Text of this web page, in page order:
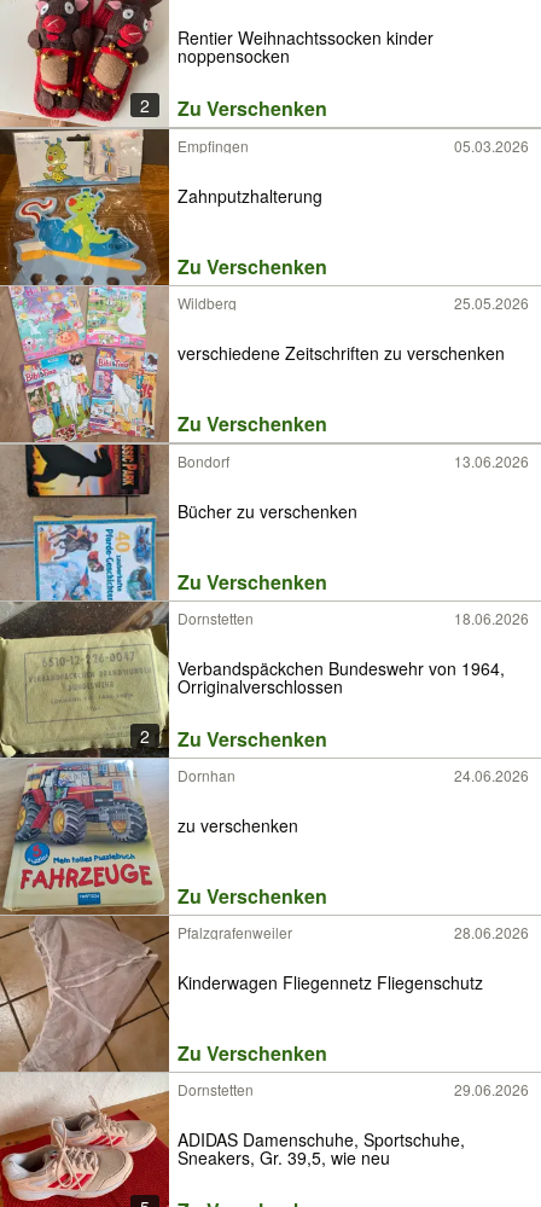
2
Rentier Weihnachtssocken kinder
noppensocken
Zu Verschenken
Empfingen 05.03.2026
Zahnputzhalterung
Zu Verschenken
Wildberg 25.05.2026
verschiedene Zeitschriften zu verschenken
Zu Verschenken
Bondorf 13.06.2026
Bücher zu verschenken
Zu Verschenken
2
Dornstetten 18.06.2026
Verbandspäckchen Bundeswehr von 1964,
Orriginalverschlossen
Zu Verschenken
Dornhan 24.06.2026
zu verschenken
Zu Verschenken
Pfalzgrafenweiler 28.06.2026
Kinderwagen Fliegennetz Fliegenschutz
Zu Verschenken
Dornstetten 29.06.2026
ADIDAS Damenschuhe, Sportschuhe,
Sneakers, Gr. 39,5, wie neu